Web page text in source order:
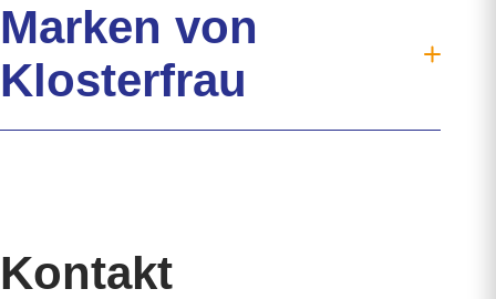
Verdauung
Verstopfung
Hilfreiche Tipps
Kontakt
Marken von
Klosterfrau
Murnauers Bachblüten
Cannaren-Cannaxil
Kontakt